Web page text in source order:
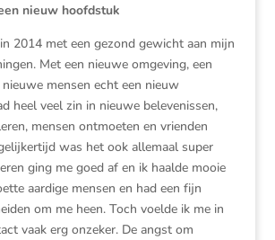
nieuw hoofdstuk
2014 met een gezond gewicht aan mijn
Met een nieuwe omgeving, een
mensen echt een nieuw
heel veel zin in nieuwe belevenissen,
mensen ontmoeten en vrienden
was het ook allemaal super
ging me goed af en ik haalde mooie
aardige mensen en had een fijn
om me heen. Toch voelde ik me in
vaak erg onzeker. De angst om